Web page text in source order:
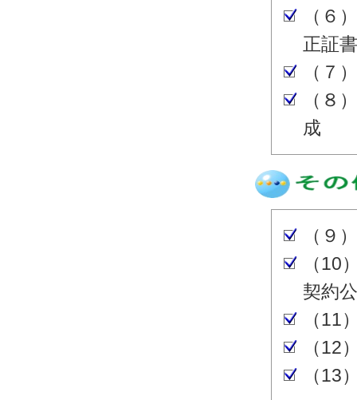
（６
正証
（７
（８
成
（９
（10
契約
（11
（12
（13